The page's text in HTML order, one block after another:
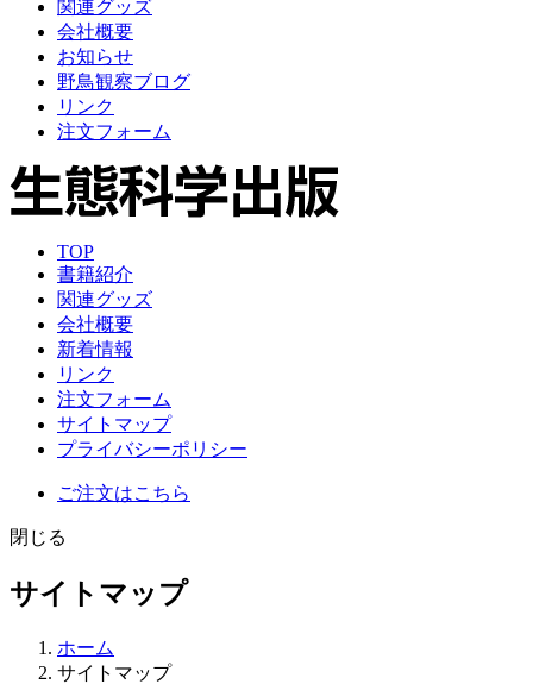
関連グッズ
会社概要
お知らせ
野鳥観察ブログ
リンク
注文フォーム
TOP
書籍紹介
関連グッズ
会社概要
新着情報
リンク
注文フォーム
サイトマップ
プライバシーポリシー
ご注文はこちら
閉じる
サイトマップ
ホーム
サイトマップ